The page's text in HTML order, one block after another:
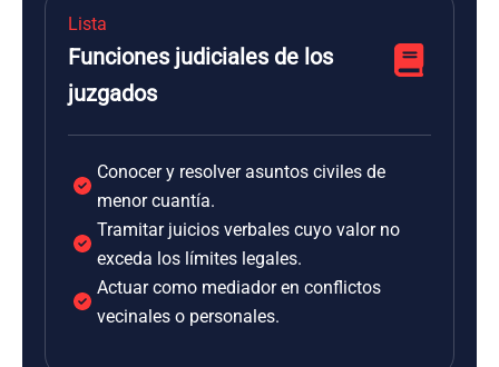
Lista
Funciones judiciales de los
juzgados
Conocer y resolver asuntos civiles de
menor cuantía.
Tramitar juicios verbales cuyo valor no
exceda los límites legales.
Actuar como mediador en conflictos
vecinales o personales.